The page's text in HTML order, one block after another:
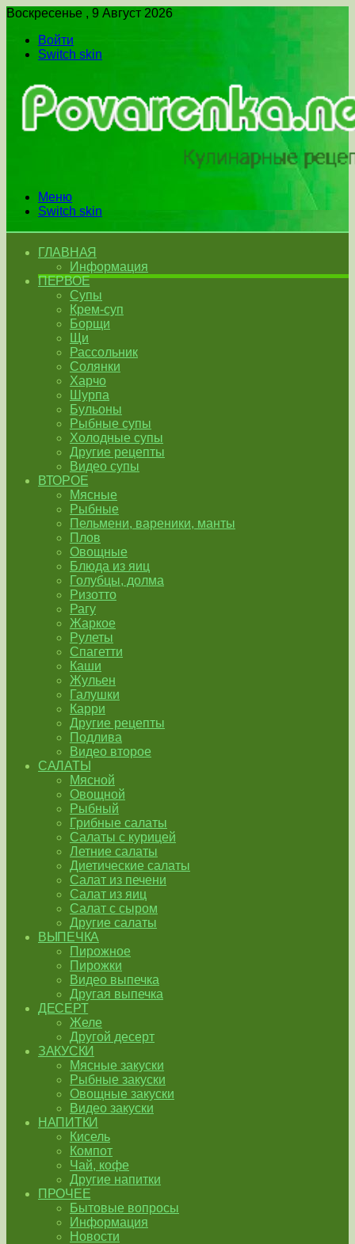
Воскресенье , 9 Август 2026
Войти
Switch skin
Меню
Switch skin
ГЛАВНАЯ
Информация
ПЕРВОЕ
Супы
Крем-суп
Борщи
Щи
Рассольник
Солянки
Харчо
Шурпа
Бульоны
Рыбные супы
Холодные супы
Другие рецепты
Видео супы
ВТОРОЕ
Мясные
Рыбные
Пельмени, вареники, манты
Плов
Овощные
Блюда из яиц
Голубцы, долма
Ризотто
Рагу
Жаркое
Рулеты
Спагетти
Каши
Жульен
Галушки
Карри
Другие рецепты
Подлива
Видео второе
САЛАТЫ
Мясной
Овощной
Рыбный
Грибные салаты
Салаты с курицей
Летние салаты
Диетические салаты
Салат из печени
Салат из яиц
Салат с сыром
Другие салаты
ВЫПЕЧКА
Пирожное
Пирожки
Видео выпечка
Другая выпечка
ДЕСЕРТ
Желе
Другой десерт
ЗАКУСКИ
Мясные закуски
Рыбные закуски
Овощные закуски
Видео закуски
НАПИТКИ
Кисель
Компот
Чай, кофе
Другие напитки
ПРОЧЕЕ
Бытовые вопросы
Информация
Новости